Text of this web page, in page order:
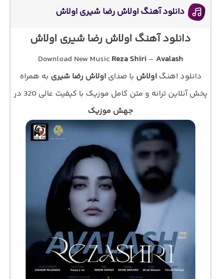
دانلود آهنگ اولاش رضا شیری اولاش
دانلود آهنگ اولاش رضا شیری اولاش
Download New Music Reza Shiri – Avalash
دانلود اهنگاولاش با صدایاولاش رضا شیری به همراه
پخش آنلاین ترانه و متن کامل موزیک با کیفیت عالی 320 در
جهش موزیک